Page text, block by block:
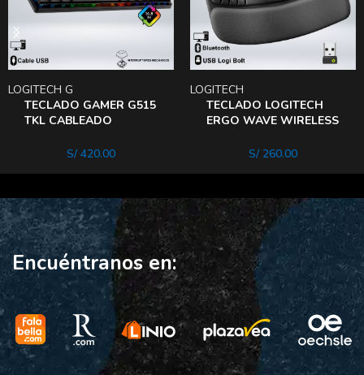
TECLADO GAMER G515
TKL CABLEADO
DOBLE INYECCION
LOGITECH G
S/420.00
TECLADO LOGITECH
ERGO WAVE WIRELESS
LOGITECH
S/260.00
Encuéntranos en: